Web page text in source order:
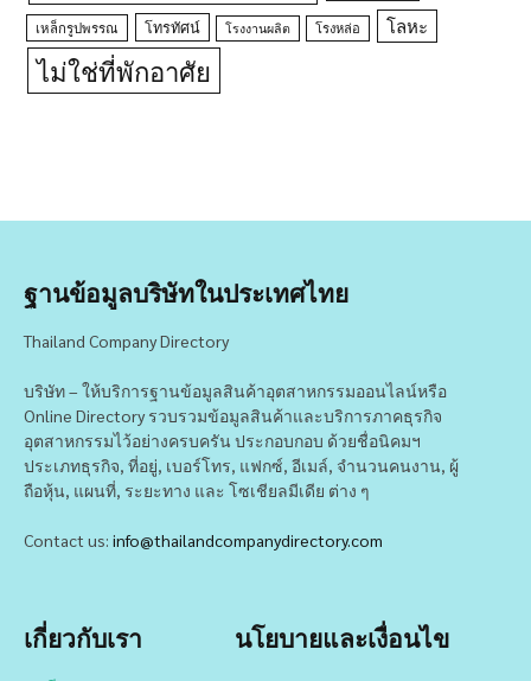
เหล็กรูปพรรณ โทรทัศน์ โรงงานผลิต โรงหล่อ โลหะ
ไม่ใช่ที่พักอาศัย
ฐานข้อมูลบริษัทในประเทศไทย
Thailand Company Directory
บริษัท – ให้บริการฐานข้อมูลสินค้าอุตสาหกรรมออนไลน์หรือ
Online Directory รวบรวมข้อมูลสินค้าและบริการภาคธุรกิจ
อุตสาหกรรมไว้อย่างครบครัน ประกอบกอบ ด้วยชื่อนิคมฯ
ประเภทธุรกิจ, ที่อยู่, เบอร์โทร, แฟกซ์, อีเมล์, จำนวนคนงาน, ผู้
ถือหุ้น, แผนที่, ระยะทาง และ โซเชียลมีเดีย ต่าง ๆ
Contact us: info@thailandcompanydirectory.com
เกี่ยวกับเรา นโยบายและเงื่อนไข